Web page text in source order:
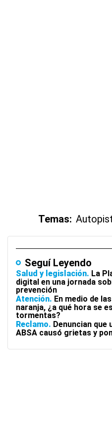
Temas:
Seguí Leyendo
Salud y legislación
La
digital en una jornada
prevención
Atención
En medio de
naranja, ¿a qué hora se
tormentas?
Reclamo
Denuncian que
ABSA causó grietas y